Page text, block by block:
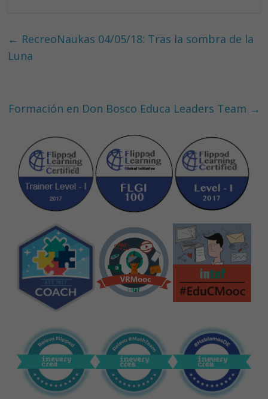
b e er s
← RecreoNaukas 04/05/18: Tras la sombra de la
Luna
Formación en Don Bosco Educa Leaders Team →